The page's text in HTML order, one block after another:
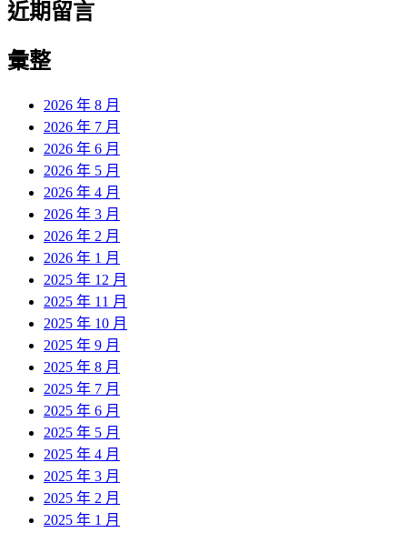
近期留言
彙整
2026 年 8 月
2026 年 7 月
2026 年 6 月
2026 年 5 月
2026 年 4 月
2026 年 3 月
2026 年 2 月
2026 年 1 月
2025 年 12 月
2025 年 11 月
2025 年 10 月
2025 年 9 月
2025 年 8 月
2025 年 7 月
2025 年 6 月
2025 年 5 月
2025 年 4 月
2025 年 3 月
2025 年 2 月
2025 年 1 月